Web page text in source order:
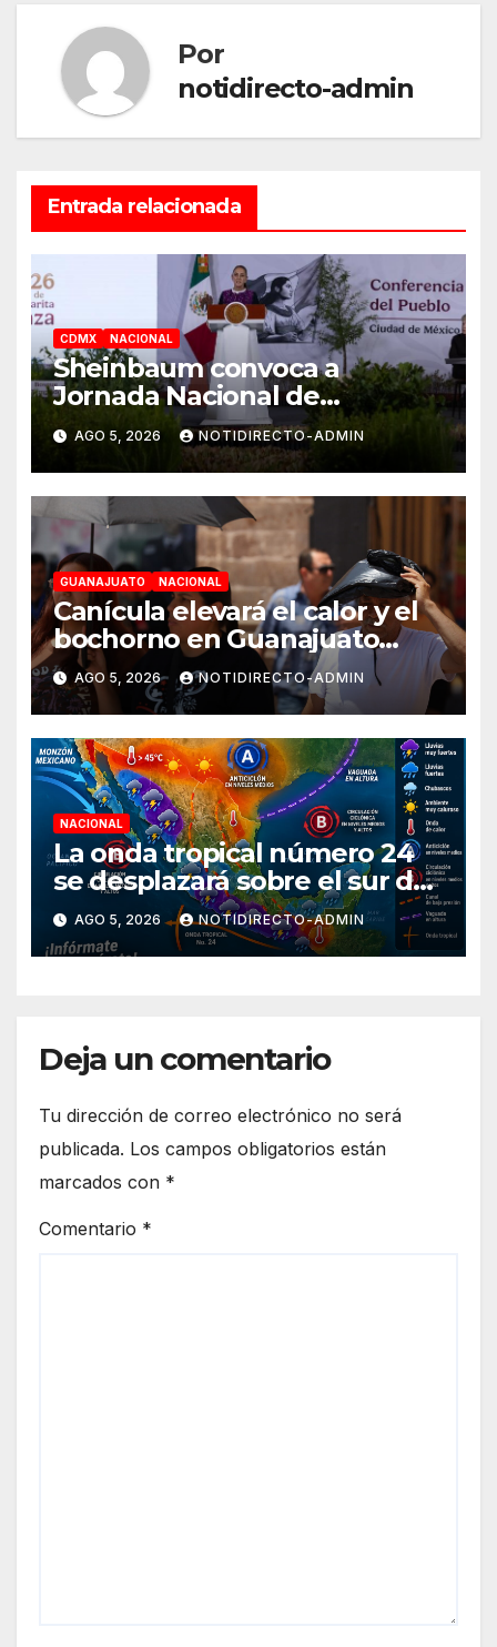
Por
notidirecto-admin
Entrada relacionada
CDMX NACIONAL
Sheinbaum convoca a
Jornada Nacional de
Reforestación el 9 de agosto
AGO 5, 2026 NOTIDIRECTO-ADMIN
GUANAJUATO NACIONAL
Canícula elevará el calor y el
bochorno en Guanajuato
durante agosto
AGO 5, 2026 NOTIDIRECTO-ADMIN
NACIONAL
La onda tropical número 24
se desplazará sobre el sur del
territorio nacional
AGO 5, 2026 NOTIDIRECTO-ADMIN
Deja un comentario
Tu dirección de correo electrónico no será
publicada. Los campos obligatorios están
marcados con *
Comentario *